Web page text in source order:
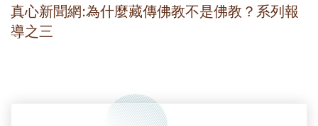
真心新聞網:為什麼藏傳佛教不是佛教？系列報
導之三